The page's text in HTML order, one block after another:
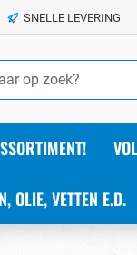
SNELLE LEVERING
OLIE, VETTEN E.D.